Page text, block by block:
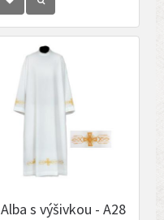
Alba s výšivkou - A28